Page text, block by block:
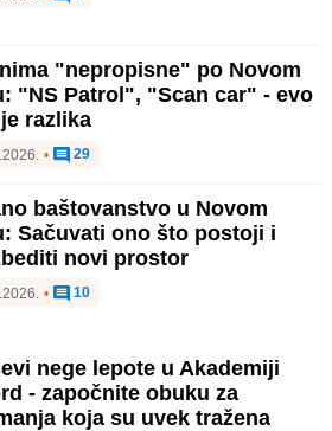
"nepropisne" po Novom
"NS Patrol", "Scan car" - evo
razlika
• 29
baštovanstvo u Novom
Sačuvati ono što postoji i
novi prostor
• 10
nege lepote u Akademiji
- započnite obuku za
koja su uvek tražena